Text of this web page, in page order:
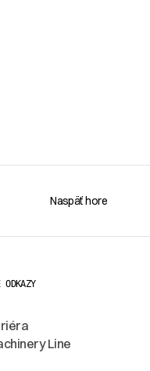
Naspäť hore
ODKAZY
Line